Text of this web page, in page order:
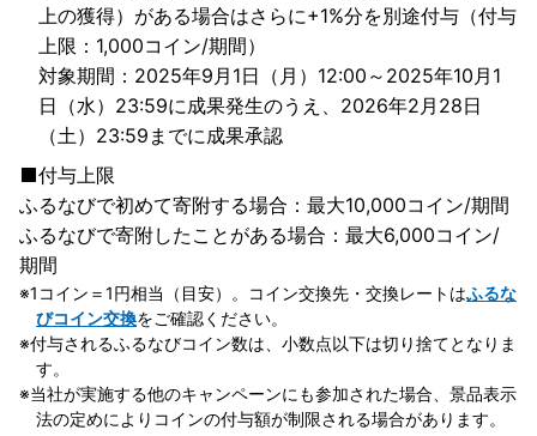
上の獲得）がある場合はさらに+1%分を別途付与（付与
上限：1,000コイン/期間）
対象期間：2025年9月1日（月）12:00～2025年10月1
日（水）23:59に成果発生のうえ、2026年2月28日
（土）23:59までに成果承認
付与上限
ふるなびで初めて寄附する場合：最大10,000コイン/期間
ふるなびで寄附したことがある場合：最大6,000コイン/
期間
1コイン＝1円相当（目安）。コイン交換先・交換レートはふるな
びコイン交換をご確認ください。
付与されるふるなびコイン数は、小数点以下は切り捨てとなりま
す。
当社が実施する他のキャンペーンにも参加された場合、景品表示
法の定めによりコインの付与額が制限される場合があります。